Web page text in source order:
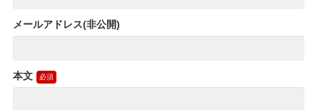
メールアドレス(非公開)
本文